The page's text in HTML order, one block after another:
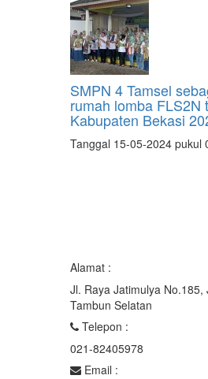
SMPN 4 Tamsel
rumah lomba FLS2N
Kabupaten Bekasi
Tanggal 15-05-2024 pukul
Alamat :
Jl. Raya Jatimulya No.185,
Tambun Selatan
Telepon :
021-82405978
Email :